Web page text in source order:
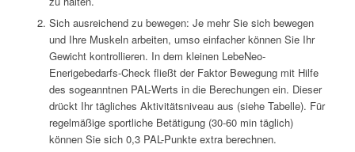
Sich ausreichend zu bewegen: Je mehr Sie sich bewegen
und Ihre Muskeln arbeiten, umso einfacher können Sie Ihr
Gewicht kontrollieren. In dem kleinen LebeNeo-
Enerigebedarfs-Check fließt der Faktor Bewegung mit Hilfe
des sogeanntnen PAL-Werts in die Berechungen ein. Dieser
drückt Ihr tägliches Aktivitätsniveau aus (siehe Tabelle). Für
regelmäßige sportliche Betätigung (30-60 min täglich)
können Sie sich 0,3 PAL-Punkte extra berechnen.